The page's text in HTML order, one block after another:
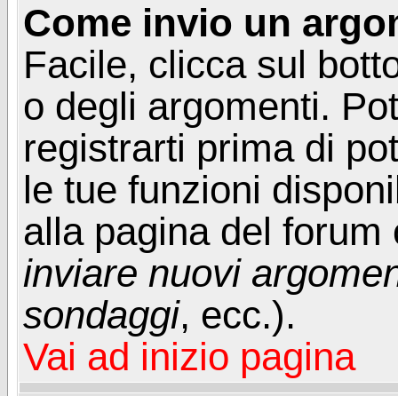
Come invio un
Facile, clicca sul
o degli argomenti.
registrarti prima di
le tue funzioni
alla pagina del
inviare nuovi
sondaggi, ecc.).
Vai ad inizio pagina